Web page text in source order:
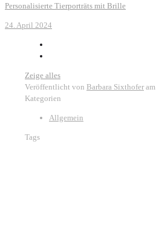
Personalisierte Tierporträts mit Brille
24. April 2024
Zeige alles
Veröffentlicht von Barbara Sixthofer am
Kategorien
Allgemein
Tags